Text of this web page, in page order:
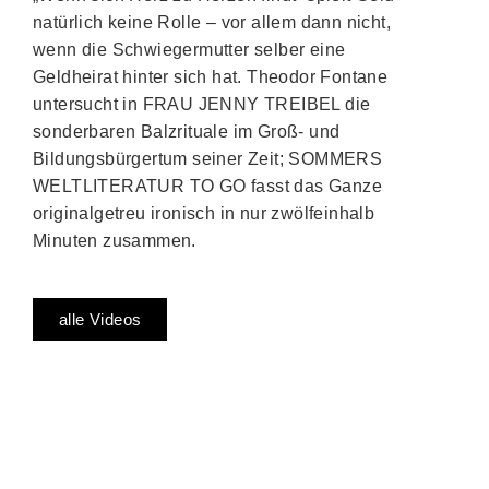
natürlich keine Rolle – vor allem dann nicht,
wenn die Schwiegermutter selber eine
Geldheirat hinter sich hat. Theodor Fontane
untersucht in FRAU JENNY TREIBEL die
sonderbaren Balzrituale im Groß- und
Bildungsbürgertum seiner Zeit; SOMMERS
WELTLITERATUR TO GO fasst das Ganze
originalgetreu ironisch in nur zwölfeinhalb
Minuten zusammen.
alle Videos